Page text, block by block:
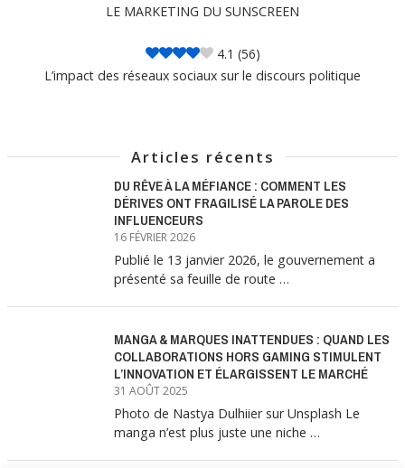
LE MARKETING DU SUNSCREEN
4.1 (56)
L’impact des réseaux sociaux sur le discours politique
Articles récents
DU RÊVE À LA MÉFIANCE : COMMENT LES
DÉRIVES ONT FRAGILISÉ LA PAROLE DES
INFLUENCEURS
16 FÉVRIER 2026
Publié le 13 janvier 2026, le gouvernement a
présenté sa feuille de route …
MANGA & MARQUES INATTENDUES : QUAND LES
COLLABORATIONS HORS GAMING STIMULENT
L’INNOVATION ET ÉLARGISSENT LE MARCHÉ
31 AOÛT 2025
Photo de Nastya Dulhiier sur Unsplash Le
manga n’est plus juste une niche …